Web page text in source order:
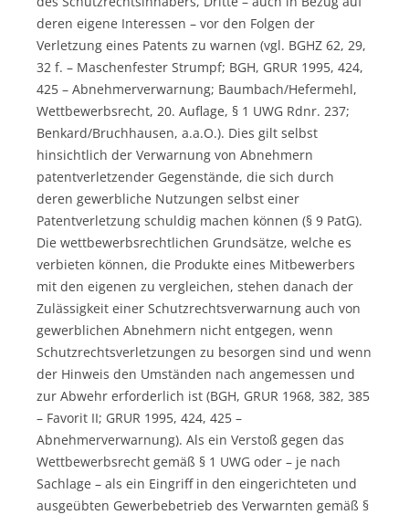
deren eigene Interessen – vor den Folgen der
Verletzung eines Patents zu warnen (vgl. BGHZ 62, 29,
32 f. – Maschenfester Strumpf; BGH, GRUR 1995, 424,
425 – Abnehmerverwarnung; Baumbach/Hefermehl,
Wettbewerbsrecht, 20. Auflage, § 1 UWG Rdnr. 237;
Benkard/Bruchhausen, a.a.O.). Dies gilt selbst
hinsichtlich der Verwarnung von Abnehmern
patentverletzender Gegenstände, die sich durch
deren gewerbliche Nutzungen selbst einer
Patentverletzung schuldig machen können (§ 9 PatG).
Die wettbewerbsrechtlichen Grundsätze, welche es
verbieten können, die Produkte eines Mitbewerbers
mit den eigenen zu vergleichen, stehen danach der
Zulässigkeit einer Schutzrechtsverwarnung auch von
gewerblichen Abnehmern nicht entgegen, wenn
Schutzrechtsverletzungen zu besorgen sind und wenn
der Hinweis den Umständen nach angemessen und
zur Abwehr erforderlich ist (BGH, GRUR 1968, 382, 385
– Favorit II; GRUR 1995, 424, 425 –
Abnehmerverwarnung). Als ein Verstoß gegen das
Wettbewerbsrecht gemäß § 1 UWG oder – je nach
Sachlage – als ein Eingriff in den eingerichteten und
ausgeübten Gewerbebetrieb des Verwarnten gemäß §